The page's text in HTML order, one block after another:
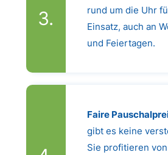
rund um die Uhr
Einsatz, auch an
und Feiertagen.
Faire
gibt es keine
Sie profitieren